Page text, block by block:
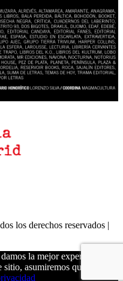
los derechos reservados |
la mejor experiencia en
asumiremos que estás de